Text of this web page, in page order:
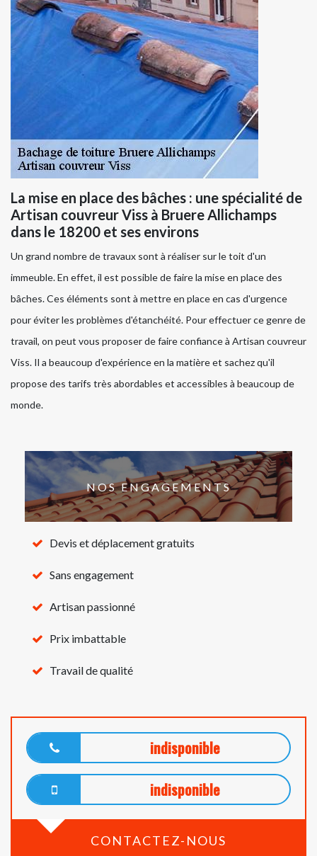
La mise en place des bâches : une spécialité de
Artisan couvreur Viss à Bruere Allichamps
dans le 18200 et ses environs
Un grand nombre de travaux sont à réaliser sur le toit d'un
immeuble. En effet, il est possible de faire la mise en place des
bâches. Ces éléments sont à mettre en place en cas d'urgence
pour éviter les problèmes d'étanchéité. Pour effectuer ce genre de
travail, on peut vous proposer de faire confiance à Artisan couvreur
Viss. Il a beaucoup d'expérience en la matière et sachez qu'il
propose des tarifs très abordables et accessibles à beaucoup de
monde.
NOS ENGAGEMENTS
Devis et déplacement gratuits
Sans engagement
Artisan passionné
Prix imbattable
Travail de qualité
indisponible
indisponible
CONTACTEZ-NOUS